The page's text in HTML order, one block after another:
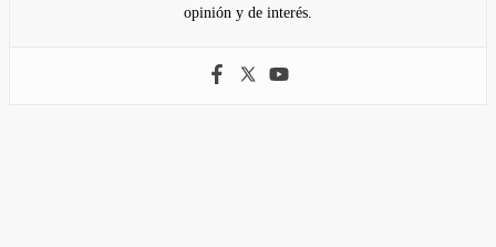
opinión y de interés.